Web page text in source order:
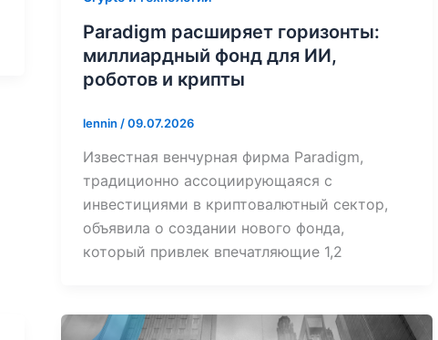
Paradigm расширяет горизонты:
миллиардный фонд для ИИ,
роботов и крипты
lennin /09.07.2026
Известная венчурная фирма Paradigm,
традиционно ассоциирующаяся с
инвестициями в криптовалютный сектор,
объявила о создании нового фонда,
который привлек впечатляющие 1,2